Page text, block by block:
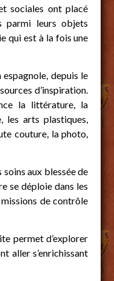
sociales ont placé
parmi leurs objets
qui est à la fois une
depuis le
d’inspiration.
la littérature, la
les arts plastiques,
couture, la photo,
aux blessée de
se déploie dans les
de contrôle
permet d’explorer
aller s’enrichissant